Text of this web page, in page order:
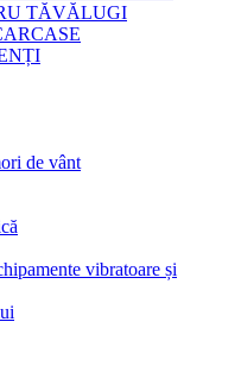
TĂVĂLUGI
de vânt
vibratoare și